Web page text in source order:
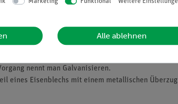
werden Gebrauchsgegenstände häufig mit
nennt man Galvanisieren.
eines Eisenblechs mit einem metallischen
Alle ablehnen